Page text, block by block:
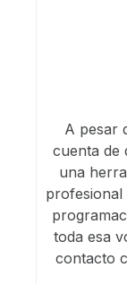
A pesar
cuenta de
una
profesional
toda esa
contacto